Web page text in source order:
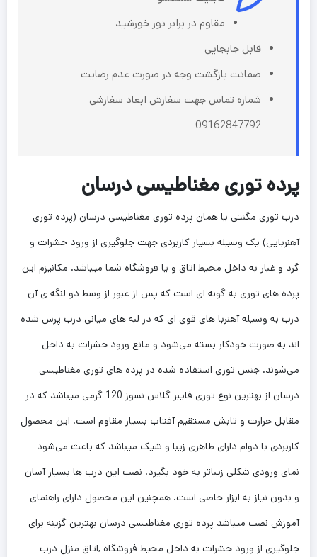
مقاوم در برابر نور خورشید
قابل جابجایی
ضمانت بازگشت وجه در صورت عدم رضایت
شماره تماس جهت سفارش ابعاد سفارشی
09162847792
پرده توری مغناطیسی درسان
درب توری مگنتی یا همان پرده توری مغناطیسی درسان (پرده توری
آهنربایی) یک وسیله بسیار کاربردی جهت جلوگیری از ورود حشرات و
گرد و غبار به داخل محیط اتاق و یا فروشگاه شما میباشد. مکانیزم این
پرده های توری به گونه ای است که پس از عبور از وسط دو لنگه ی آن
درب به وسیله آهنربا های قوی ای که در لبه های میانی درب پرس شده
اند به صورت خودکار بسته می‌شود و مانع ورود حشرات به داخل
می‌شوند. جنس توری استفاده شده در پرده های توری مغناطیسی
درسان از بهترین نوع توری فایبر گلاس نسوز 120 گرمی میباشد که در
مقابل حرارت و تابش مستقیم آفتاب بسیار مقاوم است. این محصول
کاربردی با دوام دارای ظاهری زیبا و شیک میباشد که باعث می‌شود
نمای ورودی شکلی زیباتر به خود بگیرد. نصب این درب ها بسیار آسان
و بدون نیاز به ابزار خاصی است. همچنین این محصول دارای راهنمای
آموزش نصب میباشد پرده توری مغناطیسی درسان بهترین گزینه برای
جلوگیری از ورود حشرات به داخل محیط فروشگاه ,اتاق منزل درب